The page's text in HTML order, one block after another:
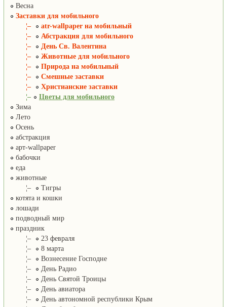
Весна
Заставки для мобильного
¦–
atr-wallpaper на мобильный
¦–
Абстракция для мобильного
¦–
День Св. Валентина
¦–
Животные для мобильного
¦–
Природа на мобильный
¦–
Смешные заставки
¦–
Христианские заставки
¦–
Цветы для мобильного
Зима
Лето
Осень
абстракция
арт-wallpaper
бабочки
еда
животные
¦–
Тигры
котята и кошки
лошади
подводный мир
праздник
¦–
23 февраля
¦–
8 марта
¦–
Вознесение Господне
¦–
День Радио
¦–
День Святой Троицы
¦–
День авиатора
¦–
День автономной республики Крым